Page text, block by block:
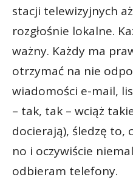
stacji telewizyjnych
rozgłośnie lokalne.
ważny. Każdy ma
otrzymać na nie
wiadomości e-mail,
– tak, tak – wciąż
docierają), śledzę to,
no i oczywiście
odbieram telefony.